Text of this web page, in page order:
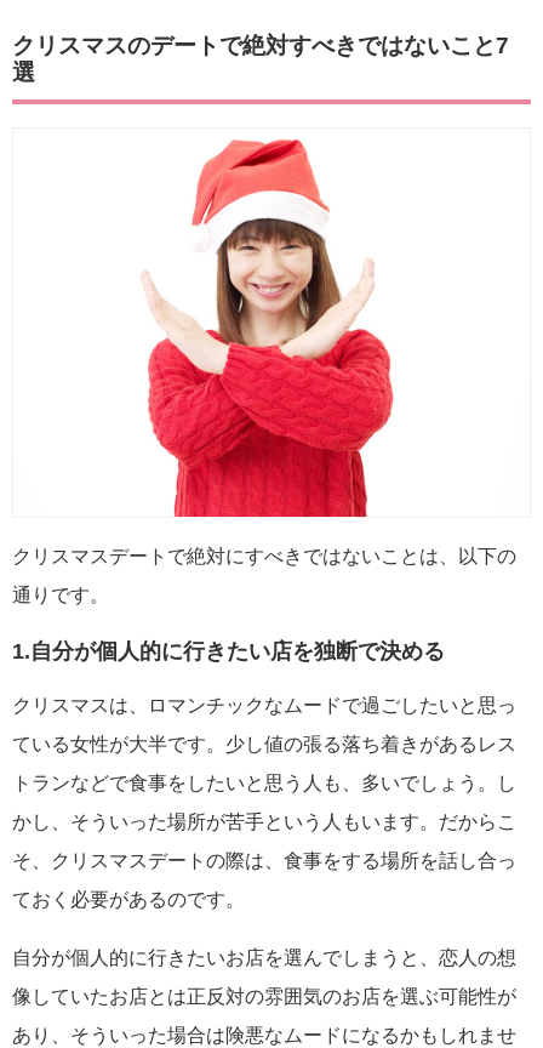
クリスマスのデートで絶対すべきではないこと7
選
クリスマスデートで絶対にすべきではないことは、以下の
通りです。
1.自分が個人的に行きたい店を独断で決める
クリスマスは、ロマンチックなムードで過ごしたいと思っ
ている女性が大半です。少し値の張る落ち着きがあるレス
トランなどで食事をしたいと思う人も、多いでしょう。し
かし、そういった場所が苦手という人もいます。だからこ
そ、クリスマスデートの際は、食事をする場所を話し合っ
ておく必要があるのです。
自分が個人的に行きたいお店を選んでしまうと、恋人の想
像していたお店とは正反対の雰囲気のお店を選ぶ可能性が
あり、そういった場合は険悪なムードになるかもしれませ